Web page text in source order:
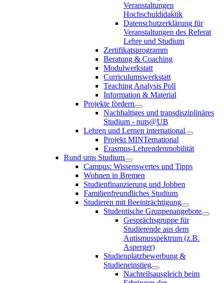
Veranstaltungen
Hochschuldidaktik
Datenschutzerklärung für
Veranstaltungen des Referat
Lehre und Studium
Zertifikatsprogramm
Beratung & Coaching
Modulwerkstatt
Curriculumswerkstatt
Teaching Analysis Poll
Information & Material
Projekte fördern
Nachhaltiges und transdisziplinäres
Studium - nuts@UB
Lehren und Lernen international
Projekt MINTernational
Erasmus-Lehrendenmobilität
Rund ums Studium
Campus: Wissenswertes und Tipps
Wohnen in Bremen
Studienfinanzierung und Jobben
Familienfreundliches Studium
Studieren mit Beeinträchtigung
Studentische Gruppenangebote
Gesprächsgruppe für
Studierende aus dem
Autismusspektrum (z.B.
Asperger)
Studienplatzbewerbung &
Studieneinstieg
Nachteilsausgleich beim